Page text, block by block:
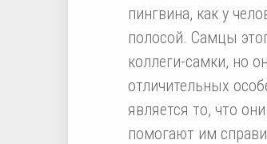
пингвина, как у
полосой. Самцы
коллеги-самки, но
отличительных
является то, что
помогают им